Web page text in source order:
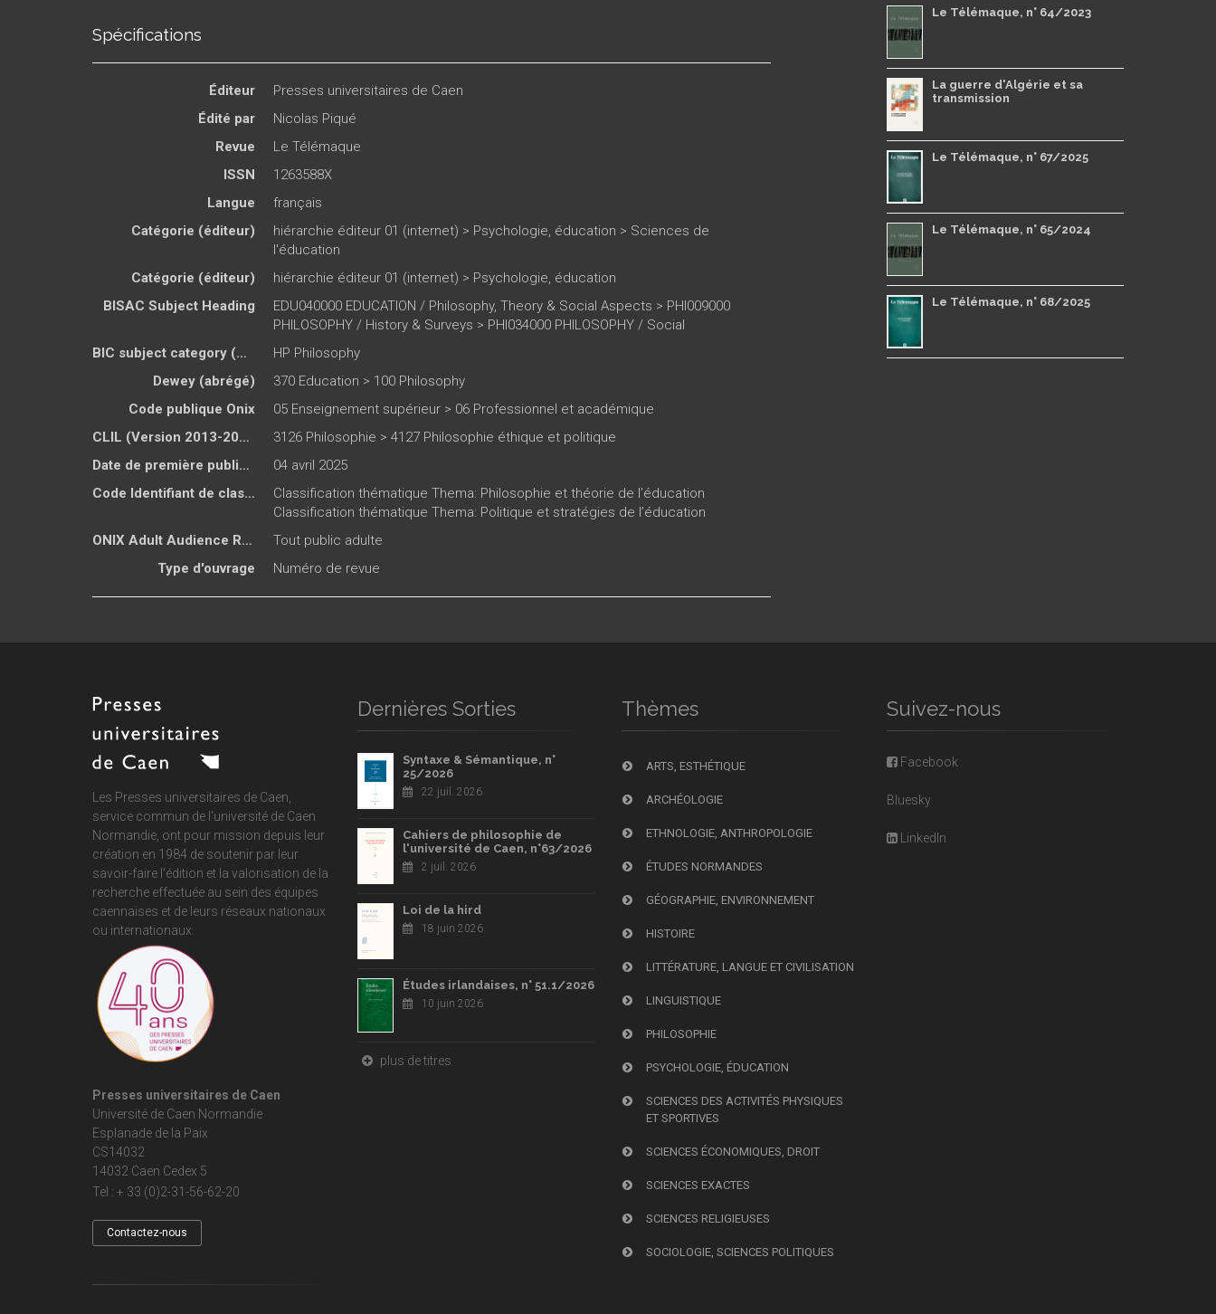
Spécifications
Éditeur
Presses universitaires de Caen
Édité par
Nicolas Piqué
Revue
Le Télémaque
ISSN
1263588X
Langue
français
Catégorie (éditeur)
hiérarchie éditeur 01 (internet) > Psychologie, éducation > Sciences de
l'éducation
Catégorie (éditeur)
hiérarchie éditeur 01 (internet) > Psychologie, éducation
BISAC Subject Heading
EDU040000 EDUCATION / Philosophy, Theory & Social Aspects > PHI009000
PHILOSOPHY / History & Surveys > PHI034000 PHILOSOPHY / Social
BIC subject category (UK)
HP Philosophy
Dewey (abrégé)
370 Education > 100 Philosophy
Code publique Onix
05 Enseignement supérieur > 06 Professionnel et académique
CLIL (Version 2013-2019 )
3126 Philosophie > 4127 Philosophie éthique et politique
Date de première publication du titre
04 avril 2025
Code Identifiant de classement sujet
Classification thématique Thema: Philosophie et théorie de l’éducation
Classification thématique Thema: Politique et stratégies de l’éducation
ONIX Adult Audience Rating
Tout public adulte
Type d'ouvrage
Numéro de revue
Le Télémaque, n° 64/2023
La guerre d'Algérie et sa
transmission
Le Télémaque, n° 67/2025
Le Télémaque, n° 65/2024
Le Télémaque, n° 68/2025
Les Presses universitaires de Caen,
service commun de l'université de Caen
Normandie , ont pour mission depuis leur
création en 1984 de soutenir par leur
savoir-faire l'édition et la valorisation de la
recherche effectuée au sein des équipes
caennaises et de leurs réseaux nationaux
ou internationaux.
Presses universitaires de Caen
Université de Caen Normandie
Esplanade de la Paix
CS14032
14032 Caen Cedex 5
Tel : + 33 (0)2-31-56-62-20
Contactez-nous
Dernières Sorties
Syntaxe & Sémantique, n°
25/2026
22 juil. 2026
Cahiers de philosophie de
l'université de Caen, n°63/2026
2 juil. 2026
Loi de la hird
18 juin 2026
Études irlandaises, n° 51.1/2026
10 juin 2026
plus de titres
Thèmes
ARTS, ESTHÉTIQUE
ARCHÉOLOGIE
ETHNOLOGIE, ANTHROPOLOGIE
ÉTUDES NORMANDES
GÉOGRAPHIE, ENVIRONNEMENT
HISTOIRE
LITTÉRATURE, LANGUE ET CIVILISATION
LINGUISTIQUE
PHILOSOPHIE
PSYCHOLOGIE, ÉDUCATION
SCIENCES DES ACTIVITÉS PHYSIQUES
ET SPORTIVES
SCIENCES ÉCONOMIQUES, DROIT
SCIENCES EXACTES
SCIENCES RELIGIEUSES
SOCIOLOGIE, SCIENCES POLITIQUES
Suivez-nous
Facebook
Bluesky
LinkedIn